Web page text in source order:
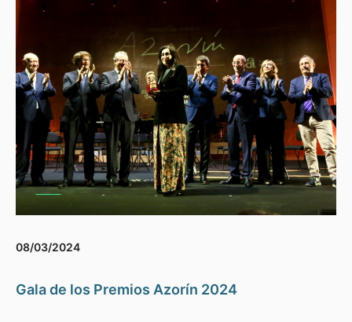
08/03/2024
Gala de los Premios Azorín 2024